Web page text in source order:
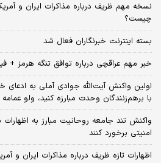
نسخه‌ مهم ظریف درباره مذاکرات ایران و
چیست؟
بسته اینترنت خبرنگاران فعال شد
خبر مهم عراقچی درباره توافق تنگه هرمز +
اولین واکنش آیت‌الله جوادی آملی به ادعای
با برهم‌زنندگان وحدت مبارزه کنید، ولو
واکنش تند جامعه روحانیت مبارز به
امنیتی برخورد کنند
اظهارات تازه ظریف درباره مذاکرات ایران و